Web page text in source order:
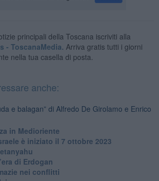
principali della Toscana iscriviti alla
- ToscanaMedia. Arriva gratis tutti i giorni
nella tua casella di posta.
anche:
e balagan” di Alfredo De Girolamo e Enrico
in Medioriente
è iniziato il 7 ottobre 2023
di Erdogan
nei conflitti